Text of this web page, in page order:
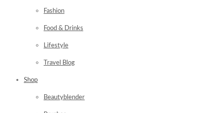
Fashion
Food & Drinks
Lifestyle
Travel Blog
Shop
Beautyblender